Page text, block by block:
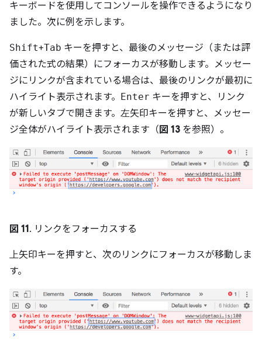
キーボードを使用してコンソールを操作できるようになり
ました。次に例を示します。
Shift+Tab キーを押すと、最後のメッセージ（または評
価された式の結果）にフォーカスが移動します。メッセー
ジにリンクが含まれている場合は、最後のリンクが最初に
ハイライト表示されます。 Enter キーを押すと、リンク
が新しいタブで開きます。 左矢印キーを押すと、メッセー
ジ全体がハイライト表示されます（図 13 を参照）。
図 11. リンクをフォーカスする
上矢印キーを押すと、次のリンクにフォーカスが移動しま
す。